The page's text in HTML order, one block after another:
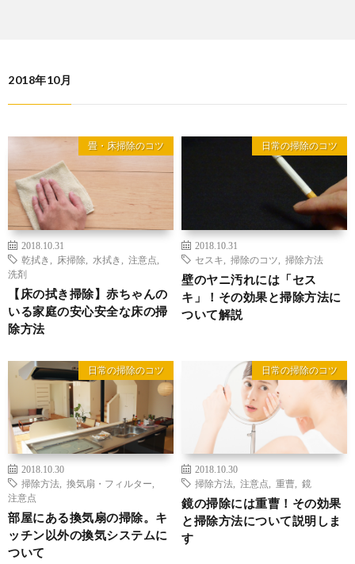
2018年10月
畳・床掃除のコツ
2018.10.31
乾拭き
床掃除 水拭き 注意点
洗剤
【床の拭き掃除】赤ちゃんの
いる家庭の安心安全な床の掃
除方法
日常の掃除のコツ
2018.10.31
セスキ
掃除のコツ 掃除方法
壁のヤニ汚れには「セス
キ」！その効果と掃除方法に
ついて解説
日常の掃除のコツ
2018.10.30
掃除方法
換気扇・フィルター
注意点
部屋にある換気扇の掃除。キ
ッチン以外の換気システムに
ついて
日常の掃除のコツ
2018.10.30
掃除方法
注意点 重曹 鏡
鏡の掃除には重曹！その効果
と掃除方法について説明しま
す